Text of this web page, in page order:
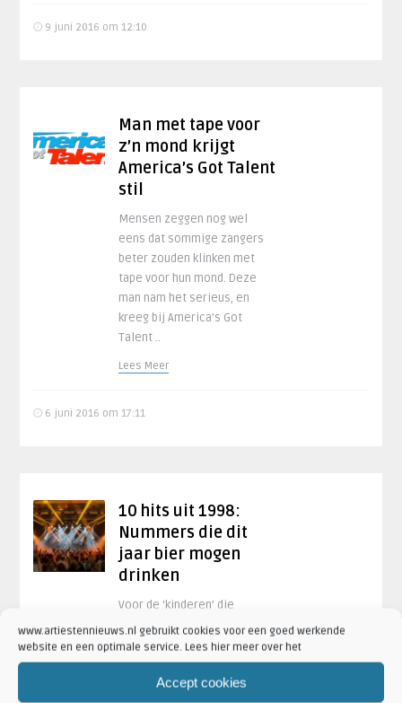
www.artiestennieuws.nl gebruikt cookies voor een goed werkende
website en een optimale service. Lees hier meer over het
Accept cookies
9 juni 2016 om 12:10
Man met tape voor
z’n mond krijgt
America’s Got Talent
stil
Mensen zeggen nog wel
eens dat sommige zangers
beter zouden klinken met
tape voor hun mond. Deze
man nam het serieus, en
kreeg bij America’s Got
Talent ..
Lees Meer
6 juni 2016 om 17:11
10 hits uit 1998:
Nummers die dit
jaar bier mogen
drinken
Voor de ‘kinderen’ die
opgroeiden in de 90’s lijkt
het allemaal nog zo kort
geleden. Als zij het over 10
jaar geleden hebben,